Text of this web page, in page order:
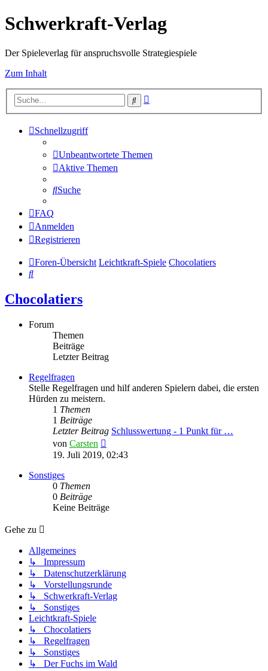
Schwerkraft-Verlag
Der Spieleverlag für anspruchsvolle Strategiespiele
Zum Inhalt
Suche
Schnellzugriff
Unbeantwortete Themen
Aktive Themen
Suche
FAQ
Anmelden
Registrieren
Foren-Übersicht Leichtkraft-Spiele Chocolatiers
Suche
Chocolatiers
Forum
Themen
Beiträge
Letzter Beitrag
Regelfragen
Stelle Regelfragen und hilf anderen Spielern dabei, die ersten
Hürden zu meistern.
1 Themen
1 Beiträge
Letzter Beitrag Schlusswertung - 1 Punkt für …
von Carsten
Beitrag
19. Juli 2019, 02:43
Sonstiges
0 Themen
0 Beiträge
Keine Beiträge
Gehe zu
Allgemeines
↳ Impressum
↳ Datenschutzerklärung
↳ Vorstellungsrunde
↳ Schwerkraft-Verlag
↳ Sonstiges
Leichtkraft-Spiele
↳ Chocolatiers
↳ Regelfragen
↳ Sonstiges
↳ Der Fuchs im Wald